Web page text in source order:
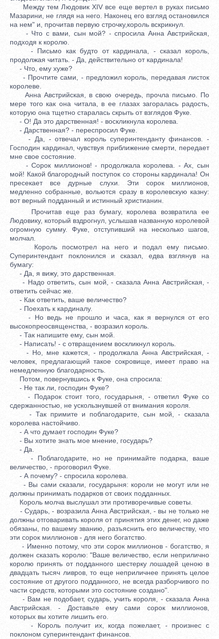
Между тем Людовик XIV все еще вертел в руках письмо
Мазарини, не глядя на него. Наконец его взгляд остановился
на нем" и, прочитав первую строчку,король вскрикнул.
- Что с вами, сын мой? - спросила Анна Австрийская,
подходя к королю.
- Письмо как будто от кардинала, - сказал король,
продолжая читать. - Да, действительно от кардинала!
- Что, ему хуже?
- Прочтите сами, - предложил король, передавая листок
королеве.
Анна Австрийская, в свою очередь, прочла письмо. По
мере того как она читала, в ее глазах загоралась радость,
которую она тщетно старалась скрыть от взглядов Фуке.
- О! Да это дарственная! - воскликнула королева.
- Дарственная? - переспросил Фуке.
- Да, - отвечал король суперинтенданту финансов. -
Господин кардинал, чувствуя приближение смерти, передает
мне свое состояние.
- Сорок миллионов! - продолжала королева. - Ах, сын
мой! Какой благородный поступок со стороны кардинала! Он
пресекает все дурные слухи. Эти сорок миллионов,
медленно собранные, вольются сразу в королевскую казну:
вот верный подданный и истинный христианин.
Прочитав еще раз бумагу, королева возвратила ее
Людовику, который вздрогнул, услышав названную королевой
огромную сумму. Фуке, отступивший на несколько шагов,
молчал.
Король посмотрел на него и подал ему письмо.
Суперинтендант поклонился и сказал, едва взглянув на
бумагу:
- Да, я вижу, это дарственная.
- Надо ответить, сын мой, - сказала Анна Австрийская, -
ответить сейчас же.
- Как ответить, ваше величество?
- Поехать к кардиналу.
- Но ведь не прошло и часа, как я вернулся от его
высокопреосвященства, - возразил король.
- Так напишите ему, сын мой.
- Написать! - с отвращением воскликнул король.
- Но, мне кажется, - продолжала Анна Австрийская, -
человек, предлагающий такое сокровище, имеет право на
немедленную благодарность.
Потом, повернувшись к Фуке, она спросила:
- Не так ли, господин Фуке?
- Подарок стоит того, государыня, - ответил Фуке со
сдержанностью, не ускользнувшей от внимания короля.
- Так примите и поблагодарите, сын мой, - сказала
королева настойчиво.
- А что думает господин Фуке?
- Вы хотите знать мое мнение, государь?
- Да.
- Поблагодарите, но не принимайте подарка, ваше
величество, - проговорил Фуке.
- А почему? - спросила королева.
- Вы сами сказали, государыня: короли не могут или не
должны принимать подарков от своих подданных.
Король молча выслушал эти противоречивые советы.
- Сударь, - возразила Анна Австрийская, - вы не только не
должны отговаривать короля от принятия этих денег, но даже
обязаны, по вашему званию, разъяснить его величеству, что
эти сорок миллионов - для него богатство.
- Именно потому, что эти сорок миллионов - богатство, я
должен сказать королю: "Ваше величество, если неприлично
королю принять от подданного шестерку лошадей ценою в
двадцать тысяч ливров, то еще неприличнее принять целое
состояние от другого подданного, не всегда разборчивого по
части средств, которыми это состояние создано".
- Вам не подобает, сударь, учить короля, - сказала Анна
Австрийская. - Доставьте ему сами сорок миллионов,
которых вы хотите лишить его.
- Король получит их, когда пожелает, - произнес с
поклоном суперинтендант финансов.